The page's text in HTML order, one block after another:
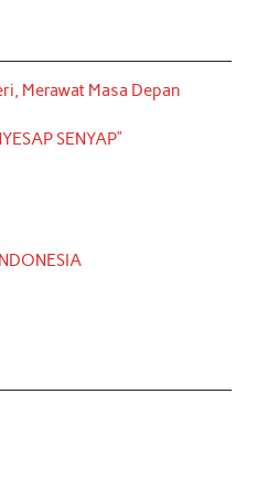
Merawat Masa Depan
SENYAP”